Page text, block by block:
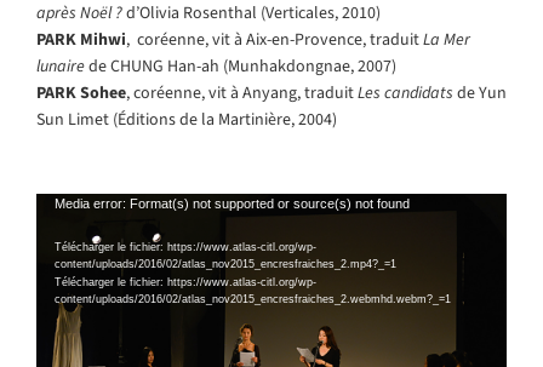
après Noël ?d’Olivia Rosenthal (Verticales, 2010)
PARK Mihwi, coréenne, vit à Aix-en-Provence, traduitLa Mer
lunairede CHUNG Han-ah (Munhakdongnae, 2007)
PARK Sohee, coréenne, vit à Anyang, traduitLes candidats de Yun
Sun Limet (Éditions de la Martinière, 2004)
Lecteur
Media error: Format(s) not supported or source(s) not found
Télécharger le fichier: https://www.atlas-citl.org/wp-
content/uploads/2016/02/atlas_nov2015_encresfraiches_2.mp4?_=1
Télécharger le fichier: https://www.atlas-citl.org/wp-
content/uploads/2016/02/atlas_nov2015_encresfraiches_2.webmhd.webm?_=1